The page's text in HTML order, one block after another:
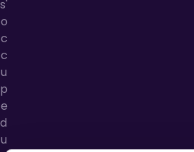
s'
o
c
c
u
p
e
d
u